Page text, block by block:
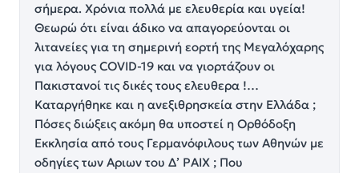
σήμερα. Χρόνια πολλά με ελευθερία και υγεία!
Θεωρώ ότι είναι άδικο να απαγορεύονται οι
λιτανείες για τη σημερινή εορτή της Μεγαλόχαρης
για λόγους COVID-19 και να γιορτάζουν οι
Πακιστανοί τις δικές τους ελευθερα !…
Καταργήθηκε και η ανεξιθρησκεία στην Ελλάδα ;
Πόσες διώξεις ακόμη θα υποστεί η Ορθόδοξη
Εκκλησία από τους Γερμανόφιλους των Αθηνών με
οδηγίες των Αριων του Δ’ ΡΑΙΧ ; Που